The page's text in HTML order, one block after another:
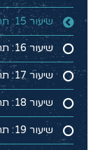
שיעור 15: תרגול החלפת אקורדים מינור מיתר 5
שיעור 16: תרגול הכרת הצוואר והצורות מז'ור מיתר 5
שיעור 17: תרגול החלפת אקורדים מז'ור מיתר 5
שיעור 18: תרגול הכרת הצוואר והצורות מינור מיתר 6
שיעור 19: תרגול החלפת אקורדים מינור מיתר 6